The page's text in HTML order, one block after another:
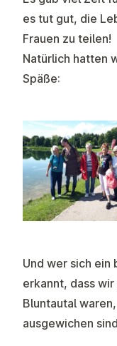
es tut gut, die
Frauen zu teilen!
Natürlich hatten
Späße:
Und wer sich ein
erkannt, dass
Bluntautal
ausgewichen